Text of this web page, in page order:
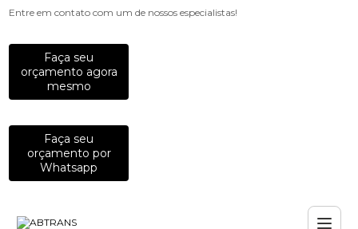
Entre em contato com um de nossos especialistas!
Faça seu
orçamento agora
mesmo
Faça seu
orçamento por
Whatsapp